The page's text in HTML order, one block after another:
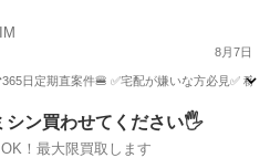
8月7日
日定期直案件🍔 ✅宅配が嫌いな方必見✅
1件
シン買わせてください🖐️
！最大限買取します